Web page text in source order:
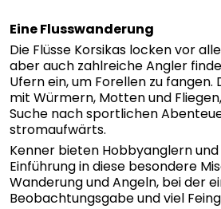
Eine Flusswanderung
Die Flüsse Korsikas locken vor
aber auch zahlreiche Angler
Ufern ein, um Forellen zu fangen.
mit Würmern, Motten und
Suche nach sportlichen
stromaufwärts.
Kenner bieten Hobbyanglern
Einführung in diese besondere
Wanderung und Angeln, bei der
Beobachtungsgabe und viel